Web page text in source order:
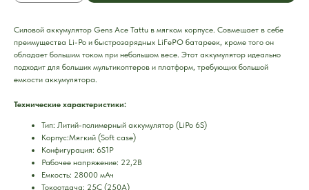
Силовой аккумулятор Gens Ace Tattu в мягком корпусе. Совмещает в себе
преимущества Li-Po и быстрозарядных LiFePO батареек, кроме того он
обладает большим током при небольшом весе. Этот аккумулятор идеально
подходит для больших мультикоптеров и платформ, требующих большой
емкости аккумулятора.
Технические характеристики:
Тип: Литий-полимерный аккумулятор (LiPo 6S)
Корпус:Мягкий (Soft case)
Конфигурация: 6S1P
Рабочее напряжение: 22,2В
Емкость: 28000 мАч
Токоотдача: 25C (250А)